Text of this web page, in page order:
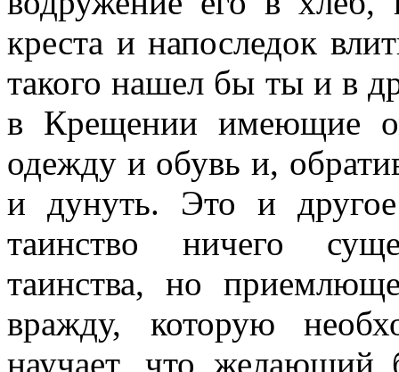
креста и напоследок
такого нашел бы ты и в
в Крещении имеющие
одежду и обувь и,
и дунуть. Это и
таинство ничего
таинства, но
вражду, которую
научает, что желающий